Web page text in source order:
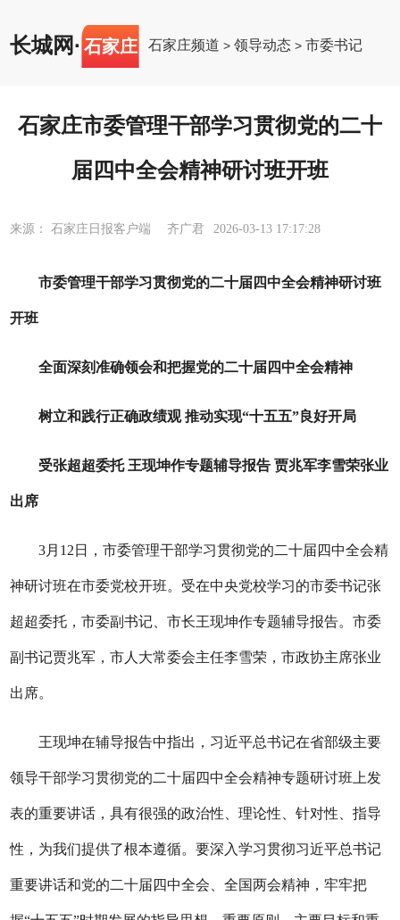
长城网· 石家庄 石家庄频道 >领导动态 >市委书记
石家庄市委管理干部学习贯彻党的二十
届四中全会精神研讨班开班
来源： 石家庄日报客户端 齐广君 2026-03-13 17:17:28
市委管理干部学习贯彻党的二十届四中全会精神研讨班
开班
全面深刻准确领会和把握党的二十届四中全会精神
树立和践行正确政绩观 推动实现“十五五”良好开局
受张超超委托 王现坤作专题辅导报告 贾兆军李雪荣张业
出席
3月12日，市委管理干部学习贯彻党的二十届四中全会精
神研讨班在市委党校开班。受在中央党校学习的市委书记张
超超委托，市委副书记、市长王现坤作专题辅导报告。市委
副书记贾兆军，市人大常委会主任李雪荣，市政协主席张业
出席。
王现坤在辅导报告中指出，习近平总书记在省部级主要
领导干部学习贯彻党的二十届四中全会精神专题研讨班上发
表的重要讲话，具有很强的政治性、理论性、针对性、指导
性，为我们提供了根本遵循。要深入学习贯彻习近平总书记
重要讲话和党的二十届四中全会、全国两会精神，牢牢把